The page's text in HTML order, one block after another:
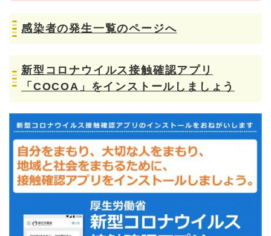
感染者の発生一覧のページへ
新型コロナウイルス接触確認アプリ
「COCOA」をインストールしましょう